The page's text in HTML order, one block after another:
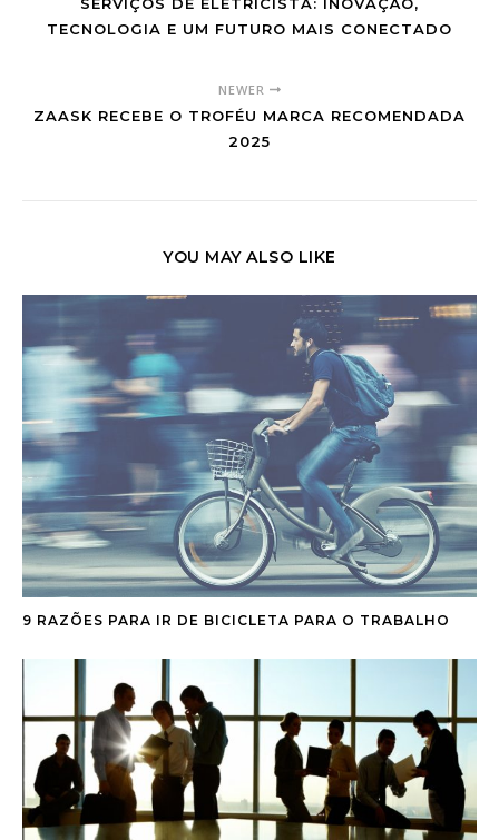
TECNOLOGIA E UM FUTURO MAIS CONECTADO
NEWER
ZAASK RECEBE O TROFÉU MARCA RECOMENDADA
2025
YOU MAY ALSO LIKE
9 RAZÕES PARA IR DE BICICLETA PARA O TRABALHO